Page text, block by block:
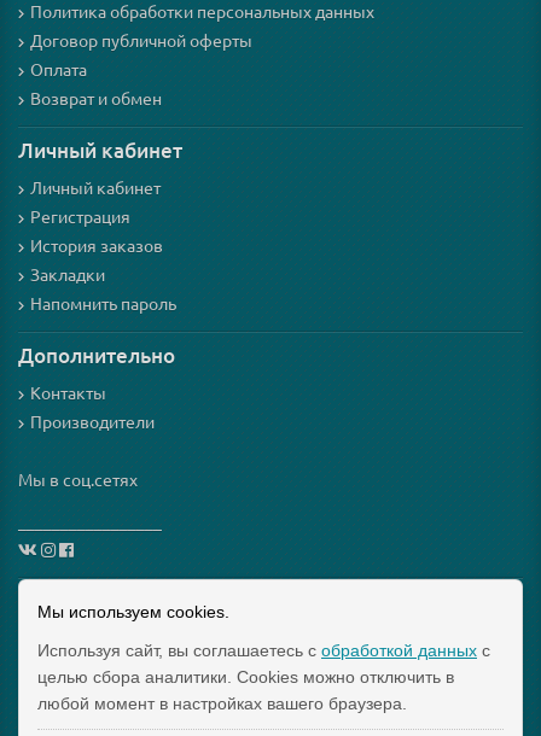
Политика обработки персональных данных
Договор публичной оферты
Оплата
Возврат и обмен
Личный кабинет
Личный кабинет
Регистрация
История заказов
Закладки
Напомнить пароль
Дополнительно
Контакты
Производители
Мы в соц.сетях
_________________
Схема проезда
Интернет-магазин мезороллеров и косметики для них
"Mezoroller-Info" © 2015-2019 МЕЗОРОЛЛЕР – ТВОЙ
ДОМАШНИЙ КОСМЕТОЛОГ!
Мы используем cookies.
Используя сайт, вы соглашаетесь с обработкой данных с
целью сбора аналитики. Cookies можно отключить в
любой момент в настройках вашего браузера.